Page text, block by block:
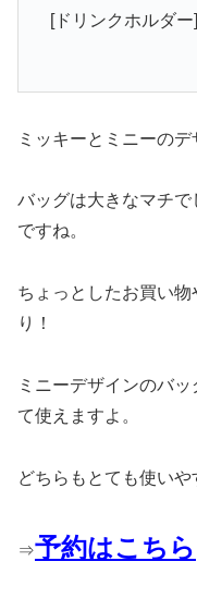
[ドリンクホルダ
ミッキーとミニーの
バッグは大きなマチで
ですね。
ちょっとしたお買い
り！
ミニーデザインのバ
て使えますよ。
どちらもとても使いや
⇒予約はこちら